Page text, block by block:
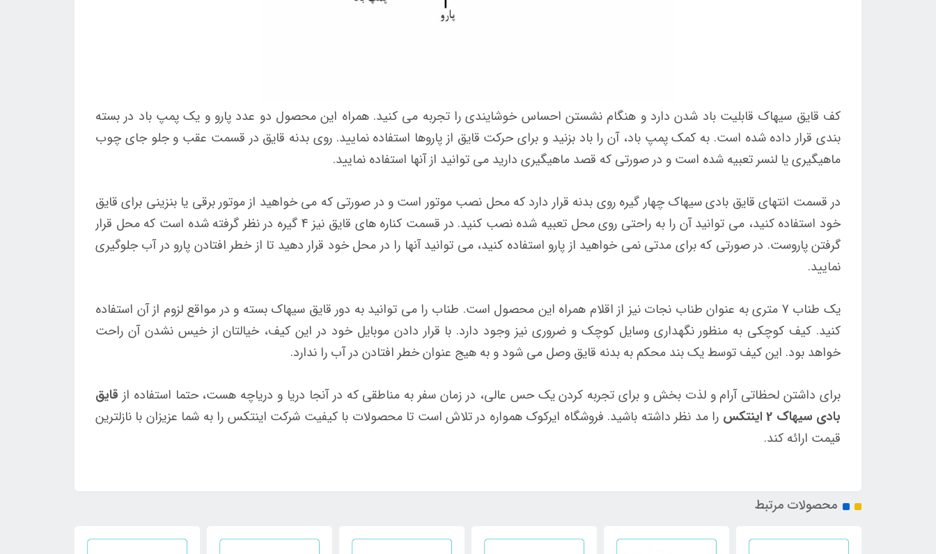
کف قایق سیهاک قابلیت باد شدن دارد و هنگام نشستن احساس خوشایندی را تجربه می کنید. همراه این محصول دو عدد پارو و یک پمپ باد در بسته
بندی قرار داده شده است. به کمک پمپ باد، آن را باد بزنید و برای حرکت قایق از پاروها استفاده نمایید. روی بدنه قایق در قسمت عقب و جلو جای چوب
ماهیگیری یا لنسر تعبیه شده است و در صورتی که قصد ماهیگیری دارید می توانید از آنها استفاده نمایید.
در قسمت انتهای قایق بادی سیهاک چهار گیره روی بدنه قرار دارد که محل نصب موتور است و در صورتی که می خواهید از موتور برقی یا بنزینی برای قایق
خود استفاده کنید، می توانید آن را به راحتی روی محل تعبیه شده نصب کنید. در قسمت کناره های قایق نیز 4 گیره در نظر گرفته شده است که محل قرار
گرفتن پاروست. در صورتی که برای مدتی نمی خواهید از پارو استفاده کنید، می توانید آنها را در محل خود قرار دهید تا از خطر افتادن پارو در آب جلوگیری
نمایید.
یک طناب 7 متری به عنوان طناب نجات نیز از اقلام همراه این محصول است. طناب را می توانید به دور قایق سیهاک بسته و در مواقع لزوم از آن استفاده
کنید. کیف کوچکی به منظور نگهداری وسایل کوچک و ضروری نیز وجود دارد. با قرار دادن موبایل خود در این کیف، خیالتان از خیس نشدن آن راحت
خواهد بود. این کیف توسط یک بند محکم به بدنه قایق وصل می شود و به هیج عنوان خطر افتادن در آب را ندارد.
برای داشتن لحظاتی آرام و لذت بخش و برای تجربه کردن یک حس عالی، در زمان سفر به مناطقی که در آنجا دریا و دریاچه هست، حتما استفاده از قایق
بادی سیهاک 2 اینتکس
را مد نظر داشته باشید. فروشگاه ایرکوک همواره در تلاش است تا محصولات با کیفیت شرکت اینتکس را به شما عزیزان با نازلترین
قیمت ارائه کند.
محصولات مرتبط